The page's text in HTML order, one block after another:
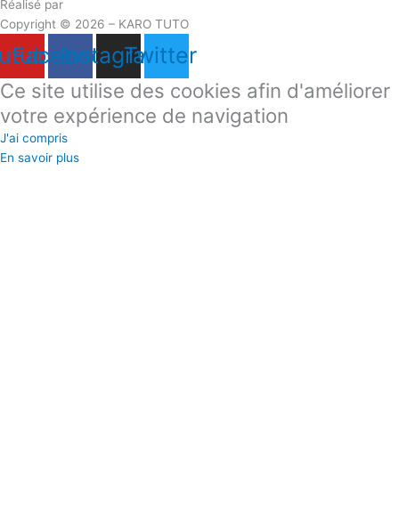
Réalisé par
Copyright © 2026 – KARO TUTO
Facebook
Instagram
Twitter
Ce site utilise des cookies afin d'améliorer
votre expérience de navigation
J'ai compris
En savoir plus